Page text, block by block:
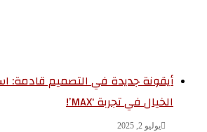
أيقونة جديدة في التصميم قادمة:
الخيال في تجربة ‘MAX’!
يوليو 2, 2025